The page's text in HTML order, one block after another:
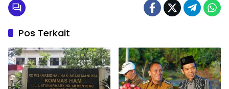
Pos Terkait